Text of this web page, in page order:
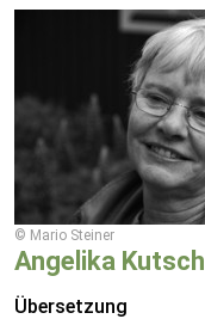
© Mario Steiner
Angelika Kutsch
Übersetzung